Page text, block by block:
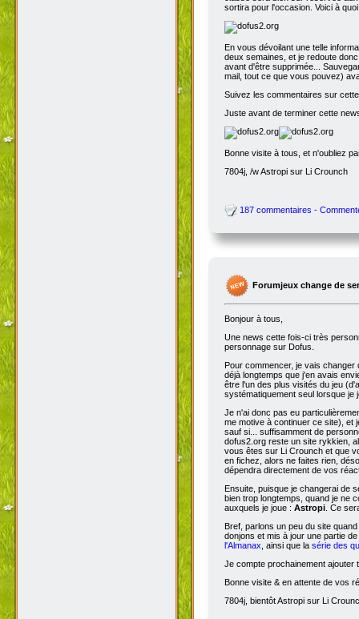
sortira pour l'occasion. Voici à
En vous dévoilant une telle
deux semaines, et je redoute
avant d'être supprimée...
mail, tout ce que vous pouvez)
Suivez les commentaires sur
Juste avant de terminer cette
Bonne visite à tous, et n'oubliez
7804j, /w Astropi sur Li Crounch
187 commentaires -
Forumjeux change de
Bonjour à tous,
Une news cette fois-ci très
personnage sur Dofus.
Pour commencer, je vais
déjà longtemps que j'en avais
être l'un des plus visités du jeu
systématiquement seul lorsque je
Je n'ai donc pas eu
me motive à continuer ce site), et
sauf si... suffisamment de
dofus2.org reste un site rykkien,
vous êtes sur Li Crounch et que
en fichez, alors ne faites rien,
dépendra directement de vos
Ensuite, puisque je changerai de
bien trop longtemps, quand je ne
auxquels je joue : Astropi . Ce
Bref, parlons un peu du site
donjons et mis à jour une partie
l'Almanax , ainsi que la série des
Je compte prochainement ajouter
Bonne visite & en attente de vos
7804j, bientôt Astropi sur Li